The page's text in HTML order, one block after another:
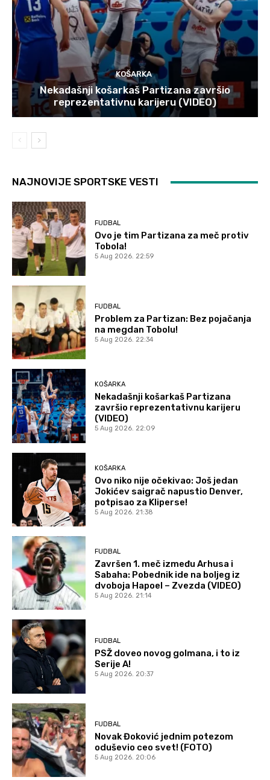
KOŠARKA
Nekadašnji košarkaš Partizana završio
reprezentativnu karijeru (VIDEO)
NAJNOVIJE SPORTSKE VESTI
FUDBAL
Ovo je tim Partizana za meč protiv
Tobola!
5 Aug 2026. 22:59
FUDBAL
Problem za Partizan: Bez pojačanja
na megdan Tobolu!
5 Aug 2026. 22:34
KOŠARKA
Nekadašnji košarkaš Partizana
završio reprezentativnu karijeru
(VIDEO)
5 Aug 2026. 22:09
KOŠARKA
Ovo niko nije očekivao: Još jedan
Jokićev saigrač napustio Denver,
potpisao za Kliperse!
5 Aug 2026. 21:38
FUDBAL
Završen 1. meč između Arhusa i
Sabaha: Pobednik ide na boljeg iz
dvoboja Hapoel – Zvezda (VIDEO)
5 Aug 2026. 21:14
FUDBAL
PSŽ doveo novog golmana, i to iz
Serije A!
5 Aug 2026. 20:37
FUDBAL
Novak Đoković jednim potezom
oduševio ceo svet! (FOTO)
5 Aug 2026. 20:06